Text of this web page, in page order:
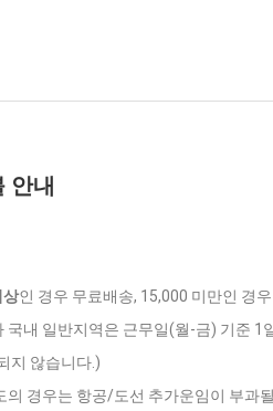
안내
상인 경우 무료배송, 15,000 미만인 경
국내 일반지역은 근무일(월-금) 기준
지 않습니다.)
의 경우는 항공/도선 추가운임이 부과